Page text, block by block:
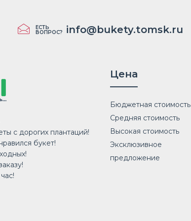
ЕСТЬ
ВОПРОС? info@bukety.tomsk.ru
с дорогих плантаций!
букет!
Цена
Бюджетная стоимость
Средняя стоимость
Высокая стоимость
Эксклюзивное
предложение